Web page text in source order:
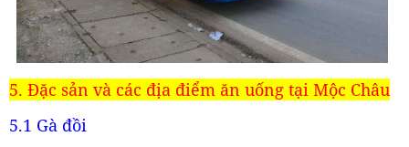
5. Đặc sản và các địa điểm ăn uống tại Mộc Châu
5.1 Gà đồi